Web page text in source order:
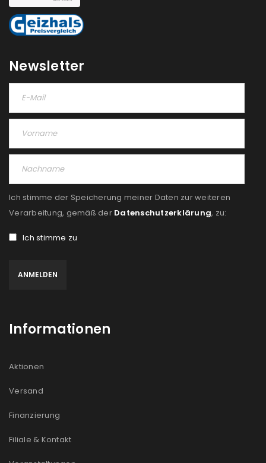
us
Ich stimme zu
Ja, ich möchte ein Kundenkonto eröffnen und
REGISTRIEREN
Newsletter
Ich stimme der Speicherung meiner Daten zur weiteren
Verarbeitung, gemäß der Datenschutzerklärung, zu:
Ich stimme zu
Informationen
Aktionen
Versand
Finanzierung
Filiale & Kontakt